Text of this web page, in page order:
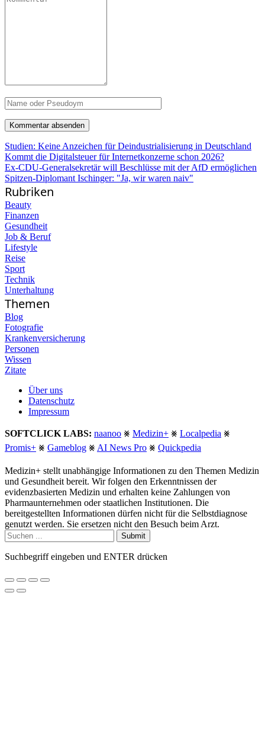
Studien: Keine Anzeichen für Deindustrialisierung in Deutschland
Kommt die Digitalsteuer für Internetkonzerne schon 2026?
Ex-CDU-Generalsekretär will Beschlüsse mit der AfD ermöglichen
Spitzen-Diplomant Ischinger: "Ja, wir waren naiv"
Rubriken
Beauty
Finanzen
Gesundheit
Job & Beruf
Lifestyle
Reise
Sport
Technik
Unterhaltung
Themen
Blog
Fotografie
Krankenversicherung
Personen
Wissen
Zitate
Über uns
Datenschutz
Impressum
SOFTCLICK LABS: naanoo ⨳ Medizin+ ⨳ Localpedia ⨳
Promis+ ⨳ Gameblog ⨳ AI News Pro ⨳ Quickpedia
Medizin+ stellt unabhängige Informationen zu den Themen Medizin
und Gesundheit bereit. Wir folgen den Erkenntnissen der
evidenzbasierten Medizin und erhalten keine Zahlungen von
Pharmaunternehmen oder staatlichen Institutionen. Die
bereitgestellten Informationen dürfen nicht für die Selbstdiagnose
genutzt werden. Sie ersetzen nicht den Besuch beim Arzt.
Submit
Suchbegriff eingeben und ENTER drücken